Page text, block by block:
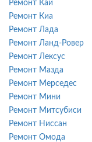
Ремонт Каи
Ремонт Киа
Ремонт Лада
Ремонт Ланд-Ровер
Ремонт Лексус
Ремонт Мазда
Ремонт Мерседес
Ремонт Мини
Ремонт Митсубиси
Ремонт Ниссан
Ремонт Омода